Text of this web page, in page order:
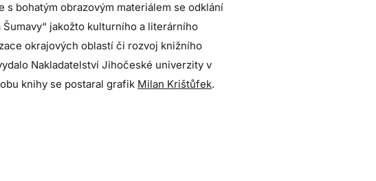
bohatým obrazovým materiálem se odklání
jakožto kulturního a literárního
okrajových oblastí či rozvoj knižního
Nakladatelství Jihočeské univerzity v
knihy se postaral grafik Milan Krištůfek.